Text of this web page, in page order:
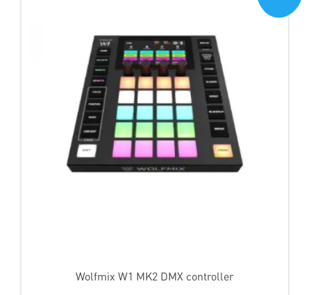
Wolfmix W1 MK2 DMX controller